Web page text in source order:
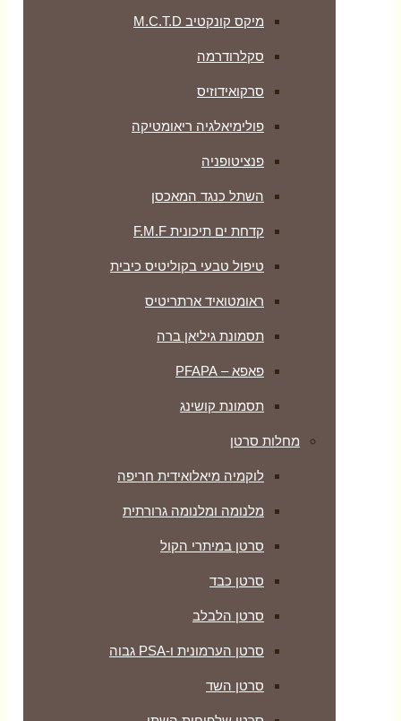
מיקס קונקטיב M.C.T.D
סקלרודרמה
סרקואידוזיס
פולימיאלגיה ריאומטיקה
‏פנציטופניה
השתל כנגד המאכסן
קדחת ים תיכונית F.M.F
טיפול טבעי בקוליטיס כיבית
ראומטואיד ארתריטיס
תסמונת גיליאן ברה
פאפא – PFAPA
תסמונת קושינג
מחלות סרטן
לוקמיה מיאלואידית חריפה
מלנומה ומלנומה גרורתית
סרטן במיתרי הקול
סרטן כבד
סרטן הלבלב
סרטן הערמונית ו-PSA גבוה
סרטן השד